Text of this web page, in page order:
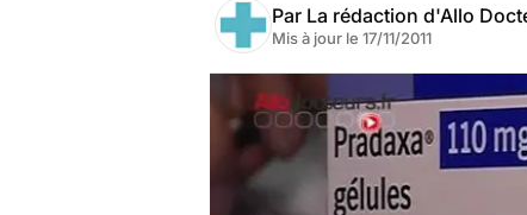
Par La rédaction d'Allo
Mis à jour le 17/11/2011